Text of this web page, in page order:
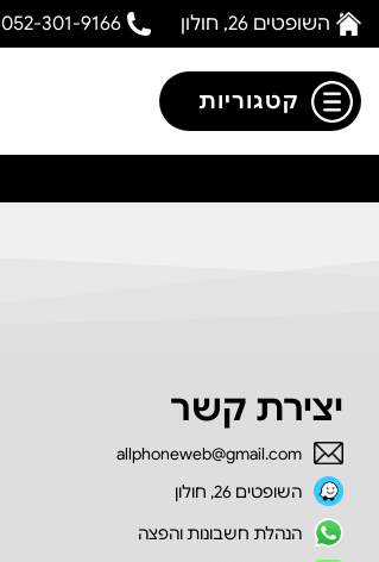
השופטים 26, חולון 052-301-9166
קטגוריות
יצירת קשר
allphoneweb@gmail.com
השופטים 26, חולון
הנהלת חשבונות והפצה